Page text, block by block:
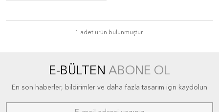
1 adet ürün bulunmuştur.
E-BÜLTEN ABONE OL
En son haberler, bildirimler ve daha fazla tasarım için kaydolun